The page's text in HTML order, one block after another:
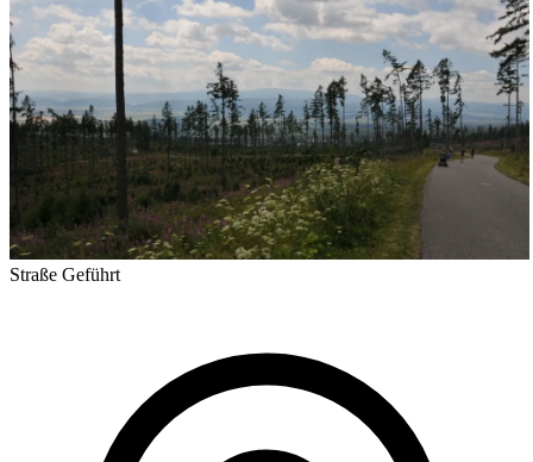
Straße Geführt